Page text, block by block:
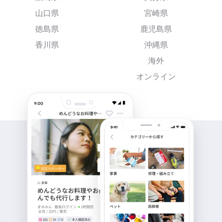
山口県
徳島県
香川県
宮崎県
鹿児島県
沖縄県
海外
オンライン